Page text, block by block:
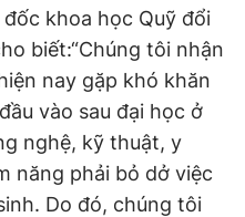
Thành
cấp ngày 24.3.2020
Báo Thanh Niên. Cấm sao
có sự chấp thuận bằng văn
JSC.
đốc khoa học Quỹ đổi
biết:“Chúng tôi nhận
nay gặp khó khăn
đầu vào sau đại học ở
nghệ, kỹ thuật, y
năng phải bỏ dở việc
Do đó, chúng tôi